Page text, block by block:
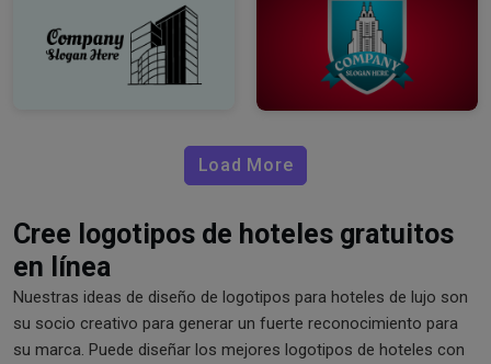
Load More
Cree logotipos de hoteles gratuitos
en línea
Nuestras ideas de diseño de logotipos para hoteles de lujo son
su socio creativo para generar un fuerte reconocimiento para
su marca. Puede diseñar los mejores logotipos de hoteles con